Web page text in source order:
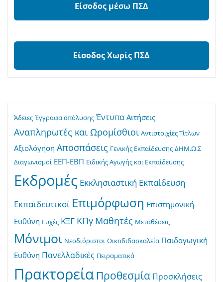
Είσοδος μέσω ΠΣΔ
Είσοδος Χωρίς ΠΣΔ
Άδειες Έγγραφα απόλυσης Έντυπα Αιτήσεις
Αναπληρωτές και Ωρομίσθιοι Αντιστοιχίες Τίτλων
Αξιολόγηση Αποσπάσεις Γενικής Εκπαίδευσης ΔΗΜ.Ω.Σ
Διαγωνισμοί ΕΕΠ-ΕΒΠ Ειδικής Αγωγής και Εκπαίδευσης
Εκδρομές Εκκλησιαστική Εκπαίδευση
Εκπαιδευτικοί Επιμόρφωση Επιστημονική
Ευθύνη Ευχές ΚΞΓ ΚΠγ Μαθητές Μεταθέσεις
Μόνιμοι Νεοδιόριστοι Οικοδιδασκαλεία Παιδαγωγική
Ευθύνη Πανελλαδικές Πειραματικά
Πρακτορεία Προθεσμία Προσκλήσεις